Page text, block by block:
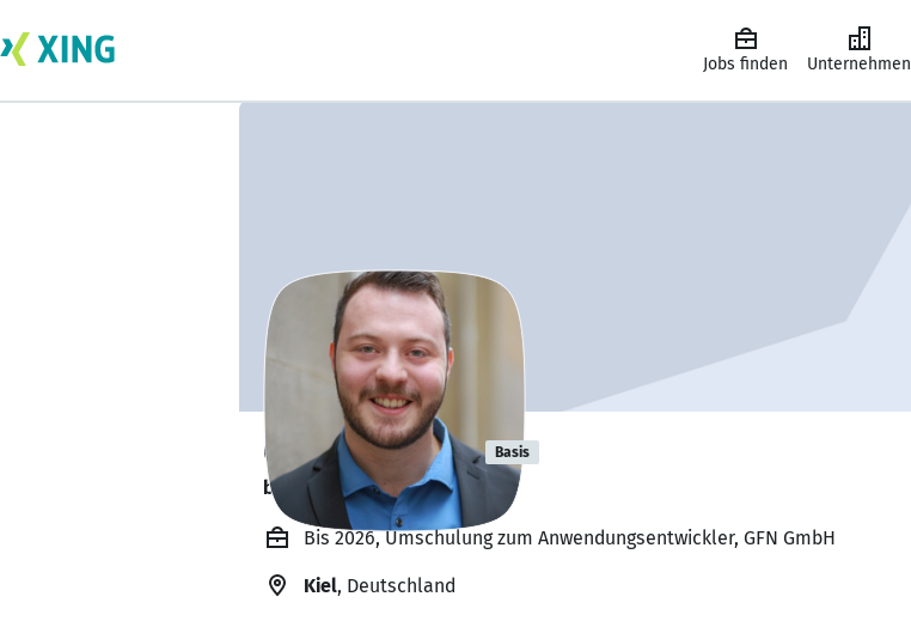
Jobs finden Unternehmen
Oguz Özdemir Basis
bildet sich zurzeit weiter. 🎓
Bis 2026, Umschulung zum Anwendungsentwickler, GFN GmbH
Kiel, Deutschland